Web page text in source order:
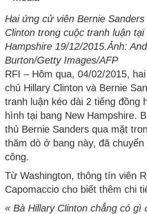
Hai ứng cử viên Bernie Sanders
Clinton trong cuộc tranh luận tại
Hampshire 19/12/2015.Ảnh:
Burton/Getty Images/AFP
RFI – Hôm qua, 04/02/2015,
chủ Hillary Clinton và Bernie
tranh luận kéo dài 2 tiếng đồng
hình tại bang New Hampshire.
thủ Bernie Sanders qua mặt
thăm dò ở bang này, đã chuyển
công.
Từ Washington, thông tín viên
Capomaccio cho biết thêm chi
« Bà Hillary Clinton chẳng có gì